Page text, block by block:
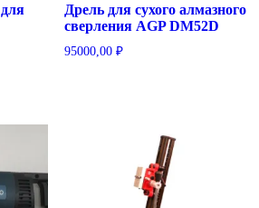
Дрель для сухого алмазного
сверления AGP DM52D
95000,00 ₽